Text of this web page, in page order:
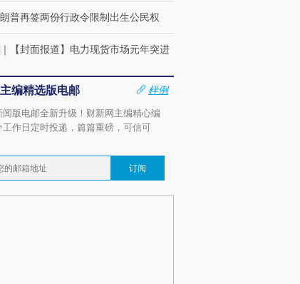
普再签两份行政令限制出生公民权
｜ 【封面报道】电力现货市场元年突进
编精选版电邮
样例
闻版电邮全新升级！财新网主编精心编
工作日定时投递，篇篇重磅，可信可
订阅